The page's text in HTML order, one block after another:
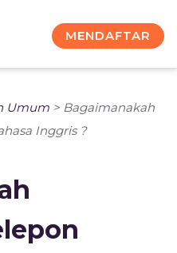
MENDAFTAR
Umum > Bagaimanakah
Inggris ?